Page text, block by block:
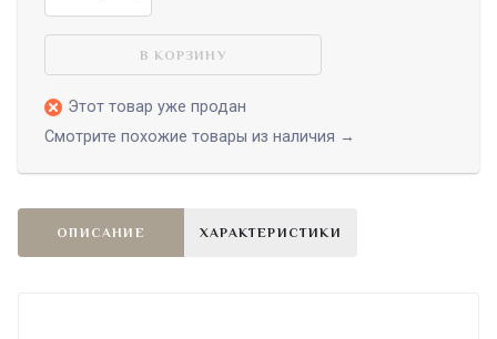
В КОРЗИНУ
Этот товар уже продан
Смотрите похожие товары из наличия →
ОПИСАНИЕ ХАРАКТЕРИСТИКИ